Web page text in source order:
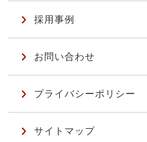
採用事例
お問い合わせ
プライバシーポリシー
サイトマップ